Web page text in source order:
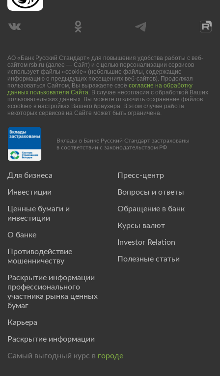
Для бизнеса
Инвестиции
Ценные бумаги и
инвестиции
О банке
Противодействие
мошенничеству
Раскрытие информации
профессионального
участника рынка ценных
бумаг
Карьера
Раскрытие информации
Пресс-центр
Вопросы и ответы
Обращение в банк
Курсы валют
Investor Relation
Полезные статьи
АО «Банк Русский Стандарт» для повышения удобства работы с веб-
сайтом rsb.ru (далее — Сайт) и с целью персонализации сервисов
использует файлы «cookie» (небольшие файлы, содержащие
информацию о предыдущих посещениях веб-сайтов). Продолжая
пользоваться Сайтом, Вы выражаете своё согласие на обработку
данных пользователя Сайта. В случае несогласия с обработкой Ваших
пользовательских данных Вы можете отключить сохранение файлов
«cookie» в настройках Вашего браузера. В этом случае работа
некоторых сервисов на Сайте может быть ограничена.
Вклады в Банке Русский Стандарт застрахованы
в соответствии с законодательством РФ
Самый выгодный курс в городе